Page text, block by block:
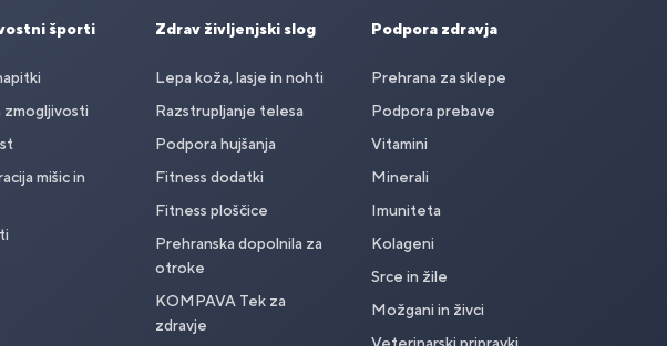
športi
zmogljivosti
mišic in
Zdrav življenjski slog
Lepa koža, lasje in nohti
Razstrupljanje telesa
Podpora hujšanja
Fitness dodatki
Fitness ploščice
Prehranska dopolnila za
otroke
KOMPAVA Tek za
zdravje
Podpora zdravja
Prehrana za sklepe
Podpora prebave
Vitamini
Minerali
Imuniteta
Kolageni
Srce in žile
Možgani in živci